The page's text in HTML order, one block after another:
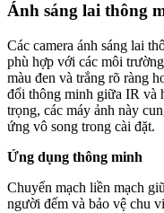
Ánh sáng lai thông
Các camera ánh sáng lai
phù hợp với các môi
màu đen và trắng rõ ràng
đổi thông minh giữa IR và
trọng, các máy ảnh này
ứng vô song trong cài đặt.
Ứng dụng thông minh
Chuyển mạch liền mạch
người đếm và bảo vệ chu